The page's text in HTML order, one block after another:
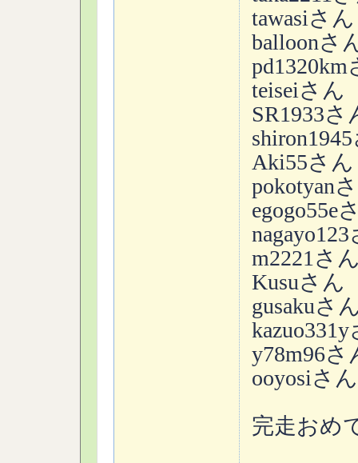
tawasiさん
balloonさ
pd1320km
teiseiさん
SR1933さ
Aki55さん
pokotyan
egogo55e
m2221さ
Kusuさん
gusakuさ
y78m96さ
ooyosiさん
完走おめ